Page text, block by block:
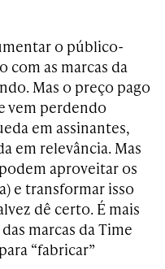
o público-
com as marcas da
Mas o preço pago
vem perdendo
em assinantes,
em relevância. Mas
aproveitar os
e transformar isso
dê certo. É mais
marcas da Time
“fabricar”